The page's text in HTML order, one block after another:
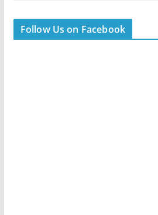
Follow Us on Facebook